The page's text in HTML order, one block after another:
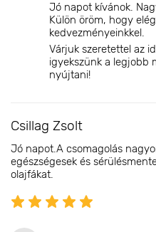
Jó napot kívánok.
Külön öröm, hogy
kedvezményeinkkel.
Várjuk szeretettel az
igyekszünk a legjobb
nyújtani!
Csillag Zsolt
Jó napot.A csomagolás
egészségesek és
olajfákat.